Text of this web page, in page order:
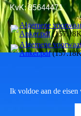
KvK: 85644471
Algemene
Anker.pdf
Algemene
Anker.pdf
Ik voldoe aan de